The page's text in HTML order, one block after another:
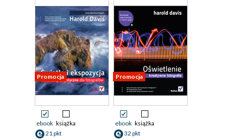
Promocja
ebook książka
21 pkt
Promocja
ebook książka
32 pkt